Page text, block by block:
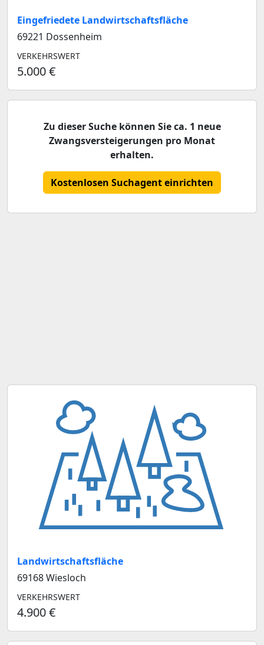
Eingefriedete Landwirtschaftsfläche
69221 Dossenheim
VERKEHRSWERT
5.000 €
Zu dieser Suche können Sie ca. 1 neue
Zwangsversteigerungen pro Monat
erhalten.
Kostenlosen Suchagent einrichten
Landwirtschaftsfläche
69168 Wiesloch
VERKEHRSWERT
4.900 €